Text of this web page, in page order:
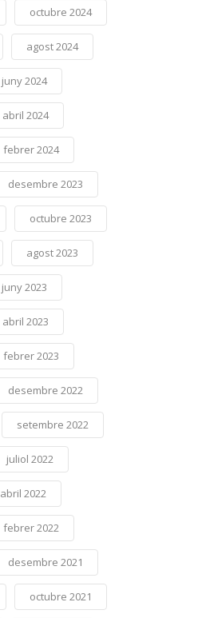
octubre 2024
agost 2024
juny 2024
abril 2024
febrer 2024
desembre 2023
octubre 2023
agost 2023
juny 2023
abril 2023
febrer 2023
desembre 2022
setembre 2022
juliol 2022
abril 2022
febrer 2022
desembre 2021
octubre 2021